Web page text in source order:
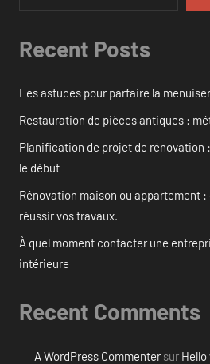
Recent Posts
Les astuces pour parfaire la
Restauration de pièces antiques :
Planification de projet de rénovation
le début
Rénovation maison ou appartement
réussir vos travaux.
À quel moment contacter une
intérieure
Recent Comments
A WordPress Commentersur Hello